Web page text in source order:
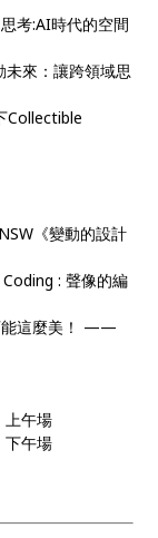
考:AI時代的空間
來：讓跨領域思
Collectible
《變動的設計
: 聲像的編
能這麼美！ ——
上午場
下午場